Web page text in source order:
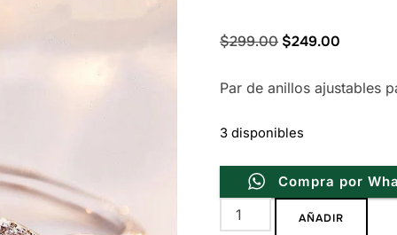
$299.00 Original
was:
$249.00
is:
Par de anillos ajustables
3 disponibles
Compra por
Anillos
AÑADIR